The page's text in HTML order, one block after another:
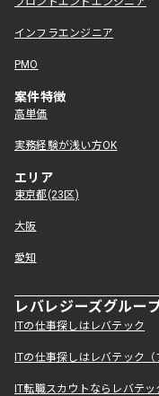
インフラエンジニア
PMO
案件特徴
高単価
実務経験が浅い方OK
エリア
東京都(23区)
大阪
愛知
レバレジーズグルー
ITの仕事探しはレバテック
ITの仕事探しはレバテック
IT転職スカウトならレバテッ